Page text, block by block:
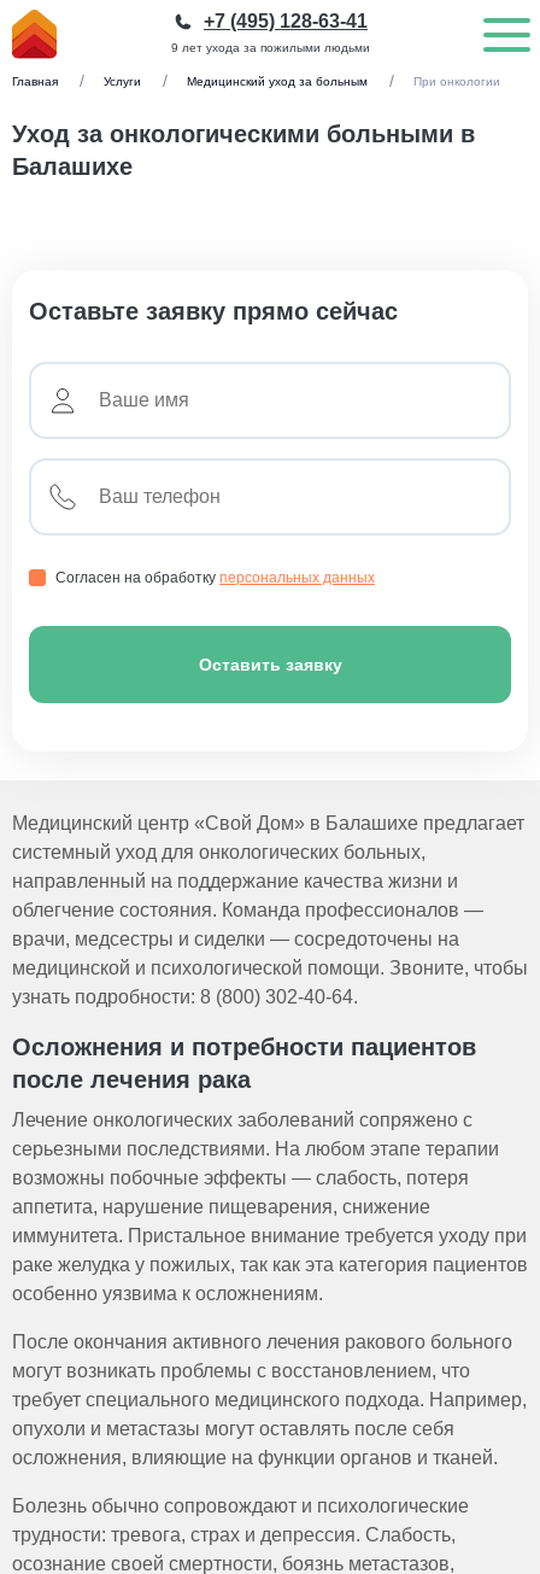
9 лет ухода за пожилыми людьми
+7 (495) 128-63-41
Главная Услуги Медицинский уход за больным При онкологии
Уход за онкологическими больными в
Балашихе
Оставьте заявку прямо сейчас
Согласен на обработку персональных данных
Оставить заявку
Медицинский центр «Свой Дом» в Балашихе предлагает
системный уход для онкологических больных,
направленный на поддержание качества жизни и
облегчение состояния. Команда профессионалов —
врачи, медсестры и сиделки — сосредоточены на
медицинской и психологической помощи. Звоните, чтобы
узнать подробности: 8 (800) 302-40-64.
Осложнения и потребности пациентов
после лечения рака
Лечение онкологических заболеваний сопряжено с
серьезными последствиями. На любом этапе терапии
возможны побочные эффекты — слабость, потеря
аппетита, нарушение пищеварения, снижение
иммунитета. Пристальное внимание требуется уходу при
раке желудка у пожилых, так как эта категория пациентов
особенно уязвима к осложнениям.
После окончания активного лечения ракового больного
могут возникать проблемы с восстановлением, что
требует специального медицинского подхода. Например,
опухоли и метастазы могут оставлять после себя
осложнения, влияющие на функции органов и тканей.
Болезнь обычно сопровождают и психологические
трудности: тревога, страх и депрессия. Слабость,
осознание своей смертности, боязнь метастазов,